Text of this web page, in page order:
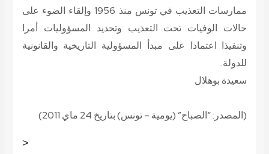
ممارسات التعذيب في تونس منذ 1956 وإلقاء الضوء على
حالات الوفيات تحت التعذيب وتحديد المسؤوليات أمرا
وتنفيذا اعتمادا على مبدأ المسؤولية التاريخية والقانونية
للدولة..
سعيدة بوهلال
(المصدر: “الصباح” (يومية – تونس) بتاريخ 24 ماي 2011)
<